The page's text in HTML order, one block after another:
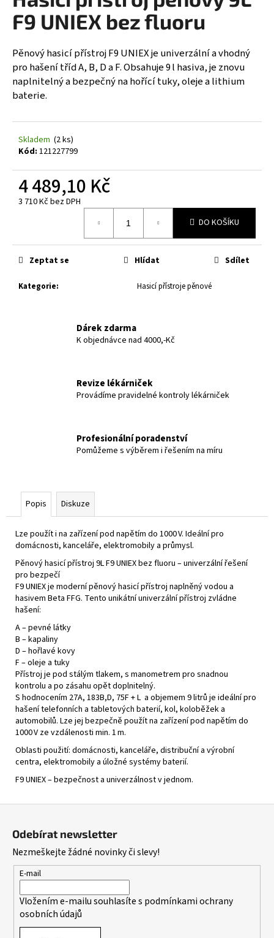
0,0
z
hvězdiček.
F9 UNIEX bez fluoru
Pěnový hasicí přístroj F9 UNIEX je univerzální a vhodný
pro hašení tříd A, B, D a F. Obsahuje 9 l hasiva, je znovu
naplnitelný a bezpečný na hořící tuky, oleje a lithium
baterie.
Skladem (2 ks)
Kód: 121227799
4 489,10 Kč
3 710 Kč bez DPH
DO KOŠÍKU
Kategorie: Hasicí přístroje pěnové
Zeptat se Hlídat Sdílet
Dárek zdarma
K objednávce nad 4000,-Kč
Revize lékárniček
Provádíme pravidelné kontroly lékárniček
Profesionální poradenství
Pomůžeme s výběrem i řešením na míru
Popis Diskuze
Lze použít i na zařízení pod napětím do 1000 V. Ideální pro
domácnosti, kanceláře, elektromobily a průmysl.
Pěnový hasicí přístroj 9L F9 UNIEX bez fluoru – univerzální řešení
pro bezpečí
F9 UNIEX je moderní pěnový hasicí přístroj naplněný vodou a
hasivem Beta FFG. Tento unikátní univerzální přístroj zvládne
hašení:
A – pevné látky
B – kapaliny
D – hořlavé kovy
F – oleje a tuky
Přístroj je pod stálým tlakem, s manometrem pro snadnou
kontrolu a po zásahu opět doplnitelný.
S hodnocením 27A, 183B,D, 75F + L a objemem 9 litrů je ideální pro
hašení telefonních a tabletových baterií, kol, koloběžek a
automobilů. Lze jej bezpečně použít na zařízení pod napětím do
1000 V ze vzdálenosti min. 1 m.
Oblasti použití: domácnosti, kanceláře, distribuční a výrobní
centra, elektromobily a úložné systémy baterií.
F9 UNIEX – bezpečnost a univerzálnost v jednom.
a
j
í
t
?
D
o
r
u
u
Odebírat newsletter
Nezmeškejte žádné novinky či slevy!
E-mail
Vložením e-mailu souhlasíte s podmínkami ochrany
osobních údajů